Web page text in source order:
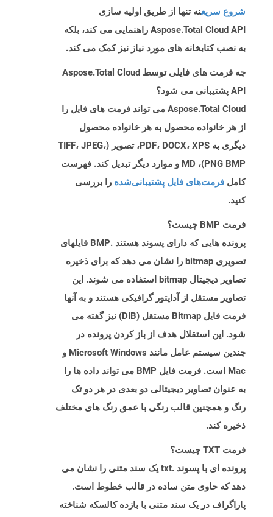
شروع سریعنه تنها از طریق اولیه سازی
Aspose.Total Cloud API راهنمایی می کند، بلکه
به نصب کتابخانه های مورد نیاز نیز کمک می کند.
چه فرمت های فایلی توسط Aspose.Total Cloud
API پشتیبانی می شود؟
Aspose.Total Cloud می تواند فرمت های فایل را
از هر خانواده محصول به هر خانواده محصول
دیگری به PDF، DOCX، XPS، تصویر (TIFF، JPEG،
PNG BMP)، MD و موارد دیگر تبدیل کند. فهرست
کامل فرمت‌های فایل پشتیبانی‌شده را بررسی
کنید.
فرمت BMP چیست؟
پرونده هایی که دارای پسوند هستند .BMP فایلهای
تصویری bitmap را نشان می دهد که برای ذخیره
تصاویر دیجیتال bitmap استفاده می شوند. این
تصاویر مستقل از آداپتور گرافیکی هستند و به آنها
فرمت فایل Bitmap مستقل (DIB) نیز گفته می
شود. این استقلال هدف از باز کردن پرونده در
چندین سیستم عامل مانند Microsoft Windows و
Mac است. فرمت فایل BMP می تواند داده ها را
به عنوان تصاویر دیجیتالی دو بعدی در هر دو تک
رنگ و همچنین قالب رنگی با عمق رنگ های مختلف
ذخیره کند.
فرمت TXT چیست؟
پرونده ای با پسوند .txt یک سند متنی را نشان می
دهد که حاوی متن ساده در قالب خطوط است.
پاراگراف در یک سند متنی با بازده کالسکه شناخته